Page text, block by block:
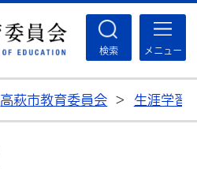
検索 メニュー
高萩市教育委員会 > 生涯学習